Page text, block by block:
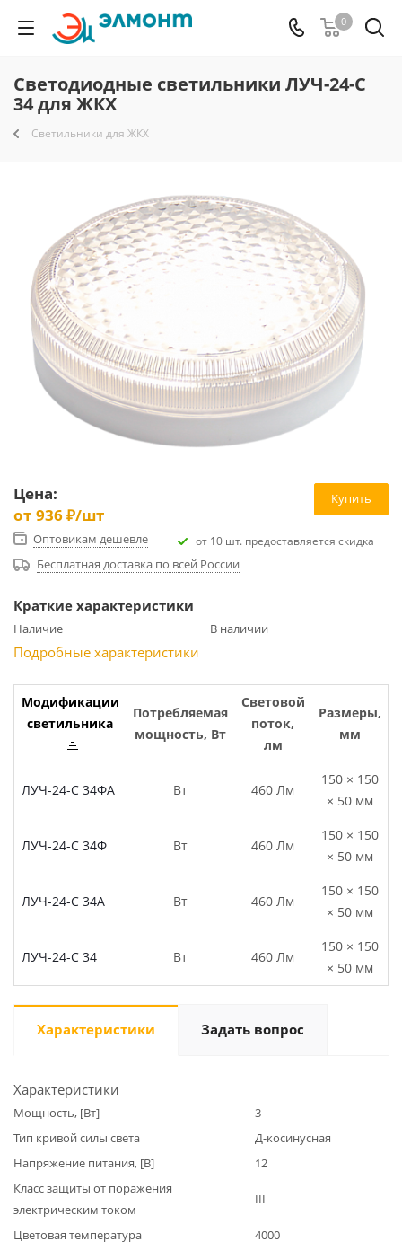
0
Светодиодные светильники ЛУЧ-24-С
34 для ЖКХ
Светильники для ЖКХ
Цена:
от 936 ₽/шт
Купить
Оптовикам дешевле от 10 шт. предоставляется скидка
Бесплатная доставка по всей России
Краткие характеристики
Наличие В наличии
Подробные характеристики
Модификации
светильника
Потребляемая
мощность, Вт
Световой
поток,
лм
Размеры,
мм
ЛУЧ-24-С 34ФА Вт 460 Лм
150 × 150
× 50 мм
ЛУЧ-24-С 34Ф Вт 460 Лм
150 × 150
× 50 мм
ЛУЧ-24-С 34А Вт 460 Лм
150 × 150
× 50 мм
ЛУЧ-24-С 34 Вт 460 Лм
150 × 150
× 50 мм
Характеристики Задать вопрос
Характеристики
Мощность, [Вт]
3
Тип кривой силы света
Д-косинусная
Напряжение питания, [В]
12
Класс защиты от поражения
электрическим током
III
Цветовая температура
4000